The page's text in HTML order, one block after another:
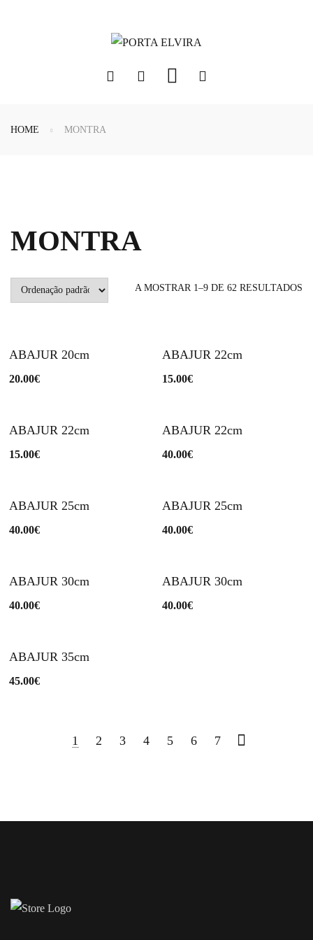
HOME MONTRA
MONTRA
A MOSTRAR 1–9 DE 62 RESULTADOS
ABAJUR 20cm
20.00€
ABAJUR 22cm
15.00€
ABAJUR 22cm
15.00€
ABAJUR 22cm
40.00€
ABAJUR 25cm
40.00€
ABAJUR 25cm
40.00€
ABAJUR 30cm
40.00€
ABAJUR 30cm
40.00€
ABAJUR 35cm
45.00€
1 2 3 4 5 6 7